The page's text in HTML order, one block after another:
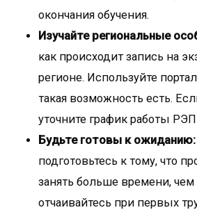
окончания обучения.
Изучайте региональные
как происходит запись на
регионе. Используйте
такая возможность есть.
уточните график работы
Будьте готовы к ожиданию:
подготовьтесь к тому, что
занять больше времени,
отчаивайтесь при первых